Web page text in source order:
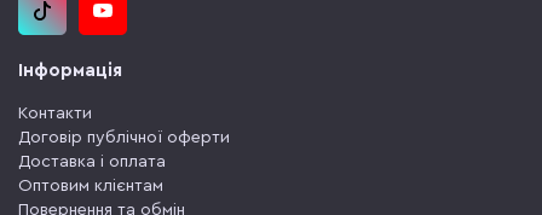
Інформація
Контакти
Договір публічної оферти
Доставка і оплата
Оптовим клієнтам
Повернення та обмін